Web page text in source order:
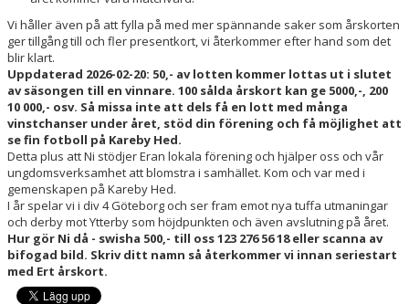
Vi håller även på att fylla på med mer spännande saker som årskorten
ger tillgång till och fler presentkort, vi återkommer efter hand som det
blir klart.
Uppdaterad 2026-02-20: 50,- av lotten kommer lottas ut i slutet
av säsongen till en vinnare. 100 sålda årskort kan ge 5000,-, 200
10 000,- osv. Så missa inte att dels få en lott med många
vinstchanser under året, stöd din förening och få möjlighet att
se fin fotboll på Kareby Hed.
Detta plus att Ni stödjer Eran lokala förening och hjälper oss och vår
ungdomsverksamhet att blomstra i samhället. Kom och var med i
gemenskapen på Kareby Hed.
I år spelar vi i div 4 Göteborg och ser fram emot nya tuffa utmaningar
och derby mot Ytterby som höjdpunkten och även avslutning på året.
Hur gör Ni då - swisha 500,- till oss 123 276 56 18 eller scanna av
bifogad bild. Skriv ditt namn så återkommer vi innan seriestart
med Ert årskort.